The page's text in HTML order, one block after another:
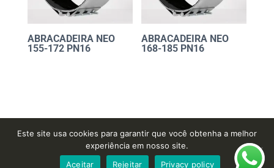
ABRACADEIRA NEO
155-172 PN16
ABRACADEIRA NEO
168-185 PN16
Desenvolvido por Cordoval Digital
Este site usa cookies para garantir que você obtenha a melhor
experiência em nosso site.
Aceitar
Rejeitar Privacy policy